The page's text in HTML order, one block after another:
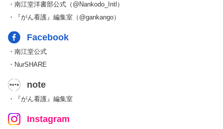
・南江堂洋書部公式（@Nankodo_Intl）
・『がん看護』編集室（@gankango）
Facebook
・南江堂公式
・NurSHARE
note
・『がん看護』編集室
Instagram